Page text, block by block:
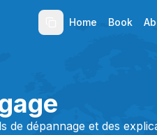
Home Book
de dépannage et des